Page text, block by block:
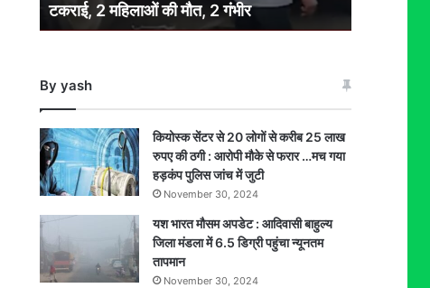
टकराई,
2
मौत,
2
टकराई, 2 महिलाओं की मौत, 2 गंभीर
By yash
कियोस्क सेंटर से 20 लोगों से करीब 25 लाख
रुपए की ठगी : आरोपी मौके से फरार …मच गया
हड़कंप पुलिस जांच में जुटी
November 30, 2024
यश भारत मौसम अपडेट : आदिवासी बाहुल्य
जिला मंडला में 6.5 डिग्री पहुंचा न्यूनतम
तापमान
November 30, 2024